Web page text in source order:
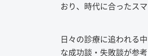
おり、時代に合ったス
日々の診療に追われる
な成功談・失敗談が参考